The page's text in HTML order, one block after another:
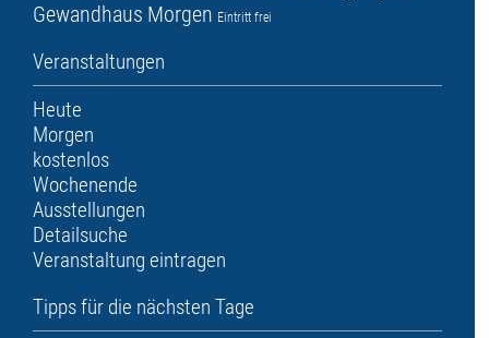
Gewandhaus Morgen Eintritt frei
Veranstaltungen
Heute
Morgen
kostenlos
Wochenende
Ausstellungen
Detailsuche
Veranstaltung eintragen
Tipps für die nächsten Tage